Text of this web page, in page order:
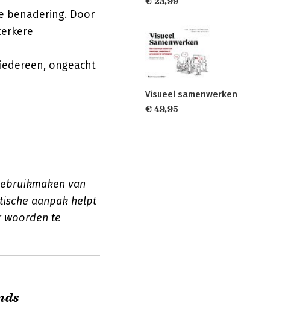
benadering. Door
ongeacht
van
aanpak helpt
woorden te
Visueel samenwerken
€ 49,95